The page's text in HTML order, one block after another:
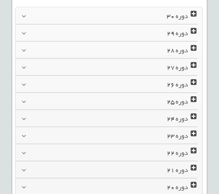
دوره30
دوره29
دوره28
دوره27
دوره26
دوره25
دوره24
دوره23
دوره22
دوره21
دوره20